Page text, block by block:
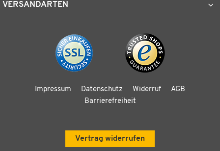
VERSANDARTEN
Impressum Datenschutz Widerruf
AGB
Barrierefreiheit
Vertrag widerrufen